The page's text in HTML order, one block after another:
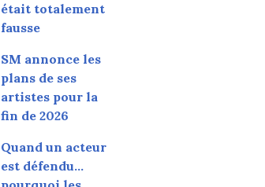
était totalement
fausse
SM annonce les
plans de ses
artistes pour la
fin de 2026
Quand un acteur
est défendu…